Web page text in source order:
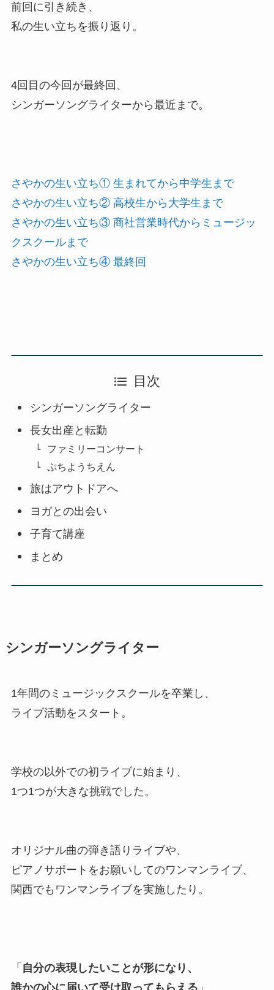
前回に引き続き、
私の生い立ちを振り返り。
4回目の今回が最終回、
シンガーソングライターから最近まで。
さやかの生い立ち① 生まれてから中学生まで
さやかの生い立ち② 高校生から大学生まで
さやかの生い立ち③ 商社営業時代からミュージッ
クスクールまで
さやかの生い立ち④ 最終回
目次
シンガーソングライター
長女出産と転勤
ファミリーコンサート
ぷちようちえん
旅はアウトドアへ
ヨガとの出会い
子育て講座
まとめ
シンガーソングライター
1年間のミュージックスクールを卒業し、
ライブ活動をスタート。
学校の以外での初ライブに始まり、
1つ1つが大きな挑戦でした。
オリジナル曲の弾き語りライブや、
ピアノサポートをお願いしてのワンマンライブ、
関西でもワンマンライブを実施したり。
「 自分の表現したいことが形になり、
誰かの心に届いて受け取ってもらえる 」、